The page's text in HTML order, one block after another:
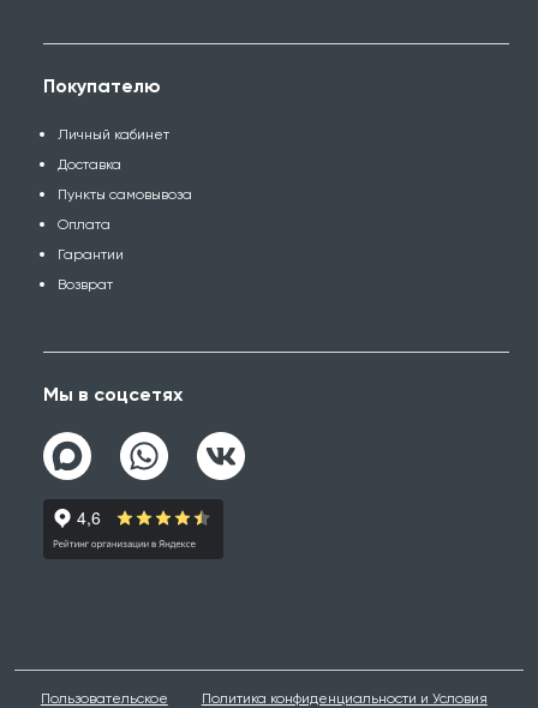
Покупателю
Личный кабинет
Доставка
Пункты самовывоза
Оплата
Гарантии
Возврат
Мы в соцсетях
Пользовательское Политика конфиденциальности и Условия